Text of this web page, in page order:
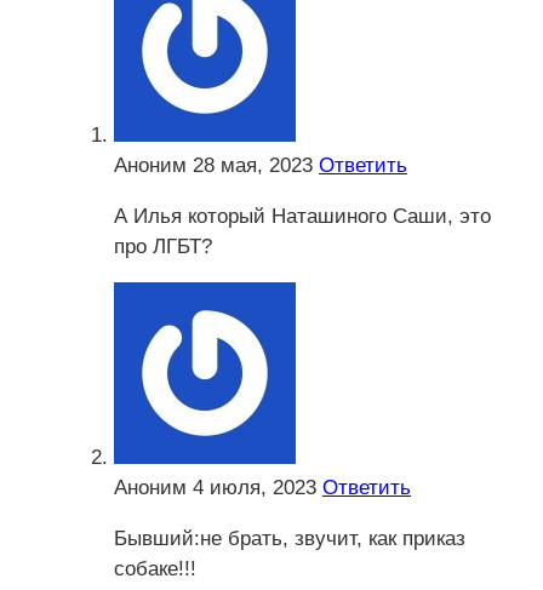
Аноним 28 мая, 2023 Ответить
А Илья который Наташиного Саши, это
про ЛГБТ?
Аноним 4 июля, 2023 Ответить
Бывший:не брать, звучит, как приказ
собаке!!!